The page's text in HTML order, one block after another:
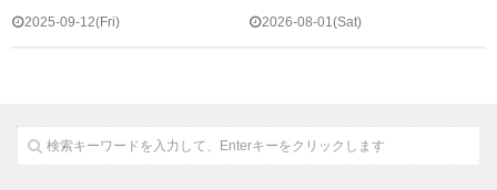
2025-09-12(Fri) 2026-08-01(Sat)